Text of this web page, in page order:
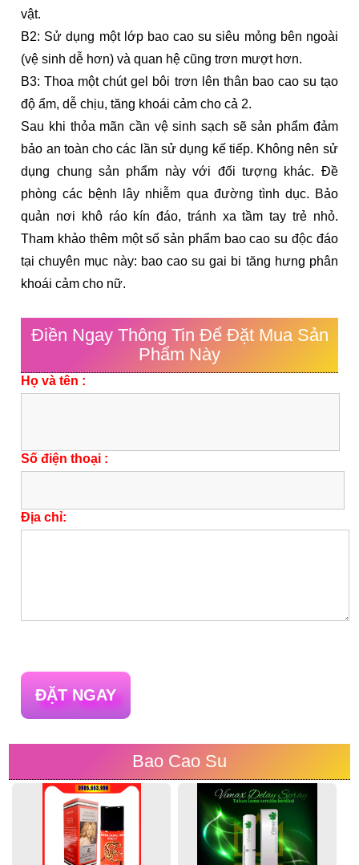
vật.
B2: Sử dụng một lớp bao cao su siêu mỏng bên ngoài
(vệ sinh dễ hơn) và quan hệ cũng trơn mượt hơn.
B3: Thoa một chút gel bôi trơn lên thân bao cao su tạo
độ ẩm, dễ chịu, tăng khoái cảm cho cả 2.
Sau khi thỏa mãn cần vệ sinh sạch sẽ sản phẩm đảm
bảo an toàn cho các lần sử dụng kế tiếp. Không nên sử
dụng chung sản phẩm này với đối tượng khác. Đề
phòng các bệnh lây nhiễm qua đường tình dục. Bảo
quản nơi khô ráo kín đáo, tránh xa tầm tay trẻ nhỏ.
Tham khảo thêm một số sản phẩm bao cao su độc đáo
tại chuyên mục này: bao cao su gai bi tăng hưng phân
khoái cảm cho nữ.
Điền Ngay Thông Tin Để Đặt Mua Sản
Phẩm Này
Họ và tên :
Số điện thoại :
Địa chỉ:
ĐẶT NGAY
Bao Cao Su